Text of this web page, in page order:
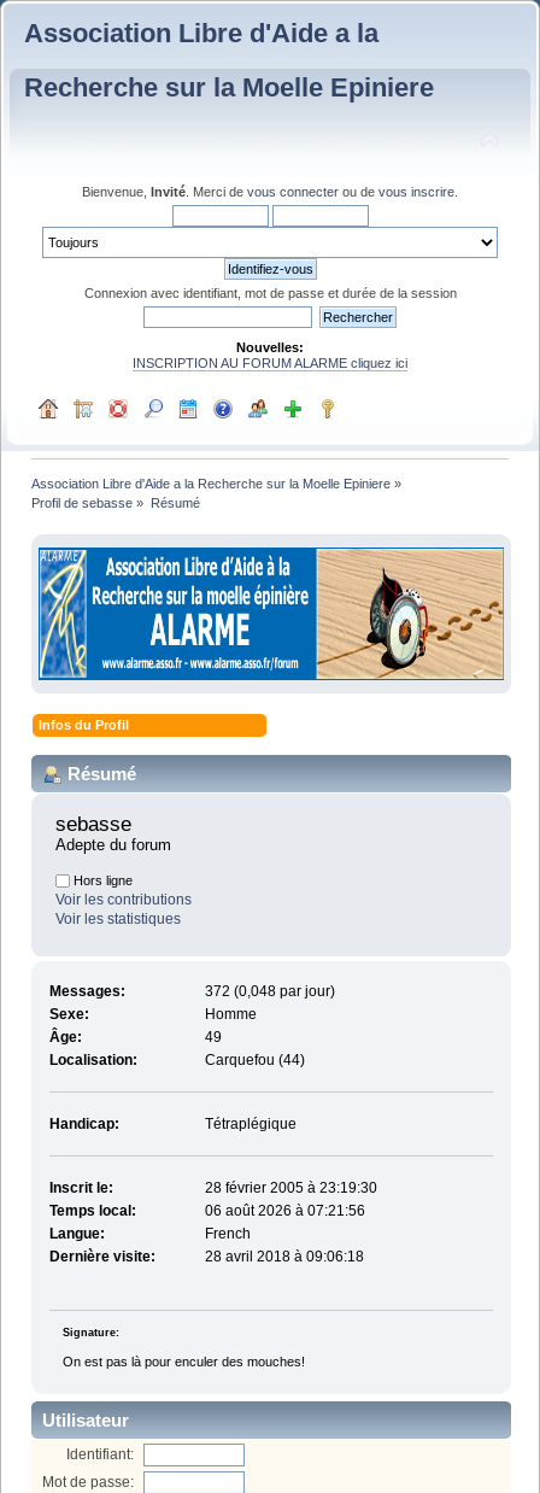
Association Libre d'Aide a la
Recherche sur la Moelle Epiniere
Bienvenue, Invité . Merci de vous connecter ou de vous inscrire
Connexion avec identifiant, mot de passe et durée de la session
Nouvelles:
INSCRIPTION AU FORUM ALARME cliquez ici
Association Libre d'Aide a la Recherche sur la Moelle Epiniere »
Profil de sebasse » Résumé
Infos du Profil
Résumé
sebasse
Adepte du forum
Hors ligne
Voir les contributions
Voir les statistiques
Messages:
372 (0,048 par jour)
Sexe:
Homme
Âge:
49
Localisation:
Carquefou (44)
Handicap: Tétraplégique
Inscrit le:
28 février 2005 à 23:19:30
Temps local:
06 août 2026 à 07:21:56
Langue:
French
Dernière visite:
28 avril 2018 à 09:06:18
Signature:
On est pas là pour enculer des mouches!
Utilisateur
Identifiant:
Mot de passe: